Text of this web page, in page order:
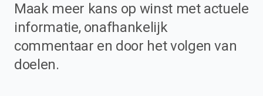
Maak meer kans op winst met actuele
informatie, onafhankelijk
commentaar en door het volgen van
doelen.